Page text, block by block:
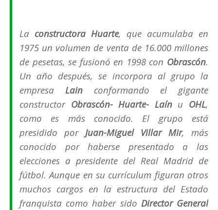
La constructora Huarte, que acumulaba en
1975 un volumen de venta de 16.000 millones
de pesetas, se fusionó en 1998 con Obrascón.
Un año después, se incorpora al grupo la
empresa Lainconformando el gigante
constructor Obrascón- Huarte- Laínu OHL,
como es más conocido. El grupo está
presidido por Juan-Miguel Villar Mir, más
conocido por haberse presentado a las
elecciones a presidente del Real Madrid de
fútbol. Aunque en su currículum figuran otros
muchos cargos en la estructura del Estado
franquista como haber sido Director General